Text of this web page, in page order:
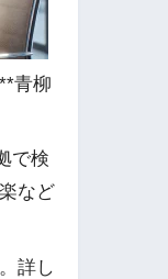
青柳
で検
など
詳し